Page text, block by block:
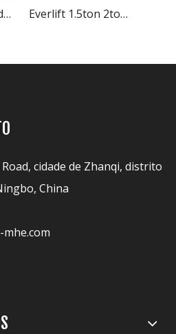
Everlift 1.5ton 2ton Altura de Elevação 200mm Lítio Porta-paletes Elétrico Alimentado por Bateria Everlift 2Ton 2000kg Porta-paletes elétrica AC motor AC Curtis Controller ELEP-20B
cidade de Zhanqi, distrito
China